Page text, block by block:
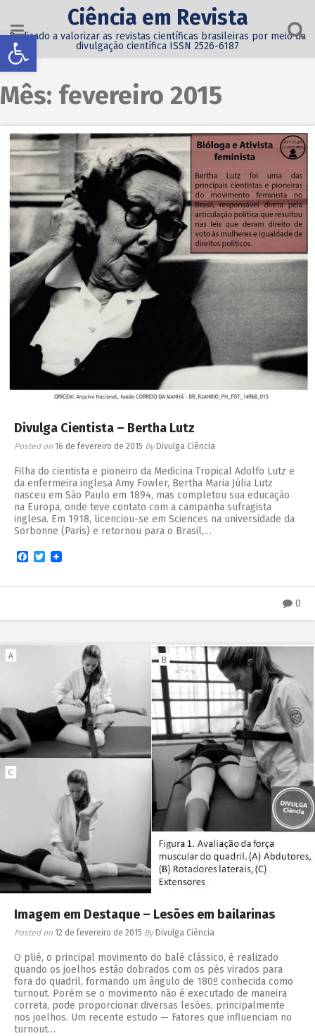
Abrir a barra de ferramentas
Ciência em Revista
Dedicado a valorizar as revistas científicas brasileiras por meio da
divulgação científica ISSN 2526-6187
Mês: fevereiro 2015
Divulga Cientista – Bertha Lutz
Posted on 16 de fevereiro de 2015 ByDivulga Ciência
Filha do cientista e pioneiro da Medicina Tropical Adolfo Lutz e
da enfermeira inglesa Amy Fowler, Bertha Maria Júlia Lutz
nasceu em São Paulo em 1894, mas completou sua educação
na Europa, onde teve contato com a campanha sufragista
inglesa. Em 1918, licenciou-se em Sciences na universidade da
Sorbonne (Paris) e retornou para o Brasil,…
Facebook
Twitter
0
Imagem em Destaque – Lesões em bailarinas
Posted on 12 de fevereiro de 2015 ByDivulga Ciência
O plié, o principal movimento do balé clássico, é realizado
quando os joelhos estão dobrados com os pés virados para
fora do quadril, formando um ângulo de 180º conhecida como
turnout. Porém se o movimento não é executado de maneira
correta, pode proporcionar diversas lesões, principalmente
nos joelhos. Um recente estudo — Fatores que influenciam no
turnout…